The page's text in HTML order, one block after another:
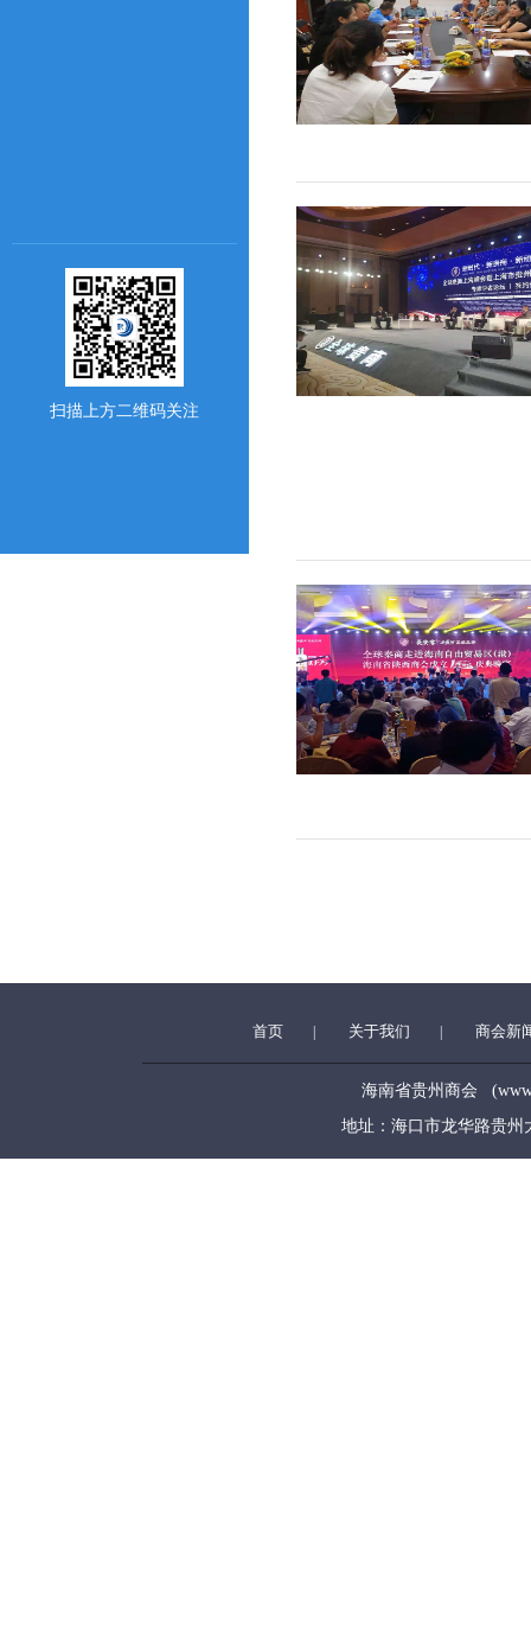
扫描上方二维码关注
首页 关于我们 商会新
海南省贵州商会
地址：海口市龙华路贵州